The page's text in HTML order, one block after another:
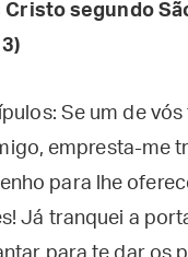
segundo
Se um de
empresta-me
para lhe
Já tranquei a